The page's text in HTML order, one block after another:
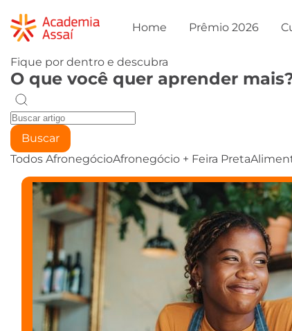
Home Prêmio 2026
Fique por dentro e descubra
O que você quer aprender
Buscar
Todos AfronegócioAfronegócio + Feira Preta